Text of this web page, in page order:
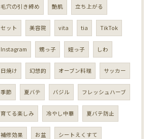
毛穴の引き締め 艶肌 立ち上がる
セット 美容院 vita tia TikTok
Instagram 甥っ子 姪っ子 しわ
日焼け 幻想的 オーブン料理 サッカー
季節 夏バテ バジル フレッシュハーブ
育てる楽しみ 冷やし中華 夏バテ防止
補修効果 お盆 シートえくすて